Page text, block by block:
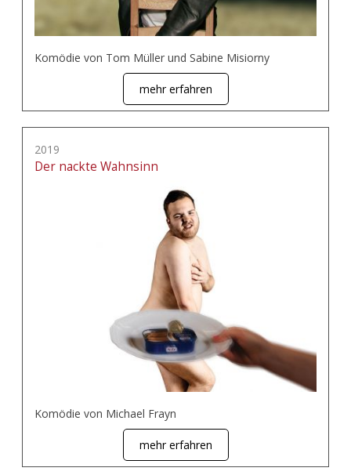
Komödie von Tom Müller und Sabine Misiorny
mehr erfahren
2019
Der nackte Wahnsinn
Komödie von Michael Frayn
mehr erfahren